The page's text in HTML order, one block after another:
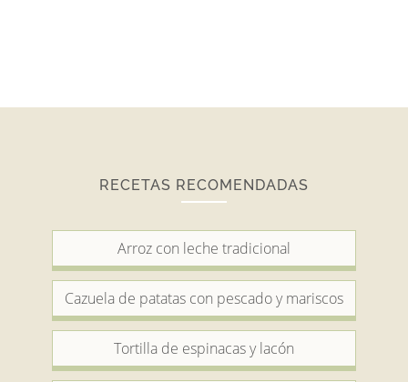
RECETAS RECOMENDADAS
Arroz con leche tradicional
Cazuela de patatas con pescado y mariscos
Tortilla de espinacas y lacón